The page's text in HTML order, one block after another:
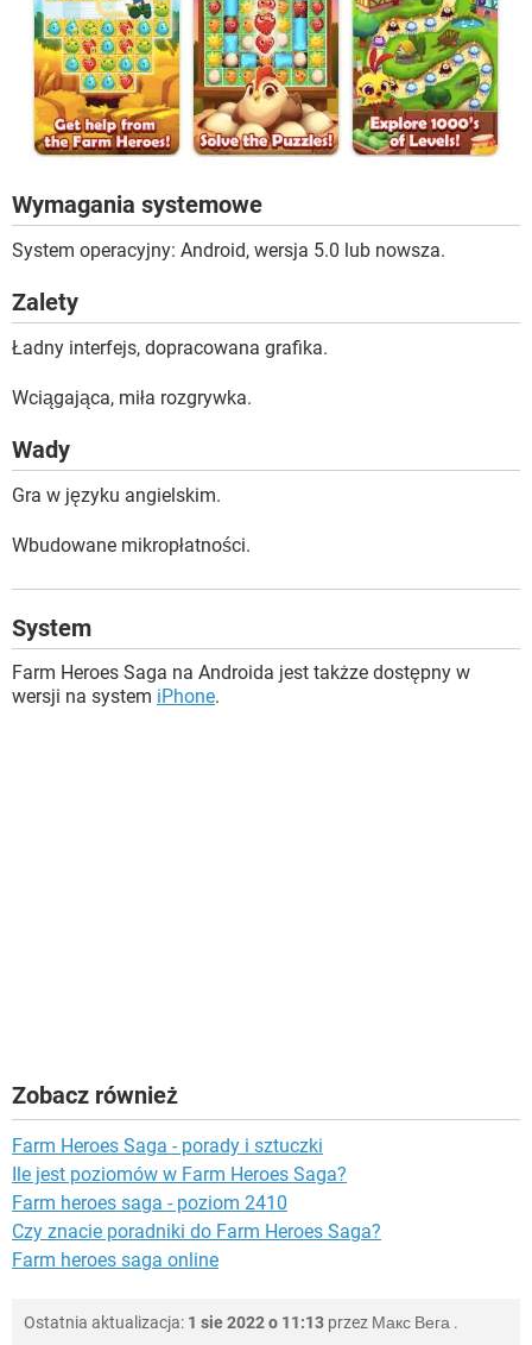
Wymagania systemowe
System operacyjny: Android, wersja 5.0 lub nowsza.
Zalety
Ładny interfejs, dopracowana grafika.
Wciągająca, miła rozgrywka.
Wady
Gra w języku angielskim.
Wbudowane mikropłatności.
System
Farm Heroes Saga na Androida jest takżze dostępny w
wersji na system iPhone.
Zobacz również
Farm Heroes Saga - porady i sztuczki
Ile jest poziomów w Farm Heroes Saga?
Farm heroes saga - poziom 2410
Czy znacie poradniki do Farm Heroes Saga?
Farm heroes saga online
Ostatnia aktualizacja: 1 sie 2022 o 11:13 przez Макс Вега .